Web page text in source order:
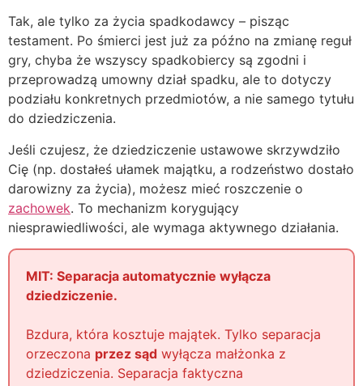
Tak, ale tylko za życia spadkodawcy – pisząc
testament. Po śmierci jest już za późno na zmianę reguł
gry, chyba że wszyscy spadkobiercy są zgodni i
przeprowadzą umowny dział spadku, ale to dotyczy
podziału konkretnych przedmiotów, a nie samego tytułu
do dziedziczenia.
Jeśli czujesz, że dziedziczenie ustawowe skrzywdziło
Cię (np. dostałeś ułamek majątku, a rodzeństwo dostało
darowizny za życia), możesz mieć roszczenie o
zachowek. To mechanizm korygujący
niesprawiedliwości, ale wymaga aktywnego działania.
MIT: Separacja automatycznie wyłącza
dziedziczenie.
Bzdura, która kosztuje majątek. Tylko separacja
orzeczona przez sąd wyłącza małżonka z
dziedziczenia. Separacja faktyczna